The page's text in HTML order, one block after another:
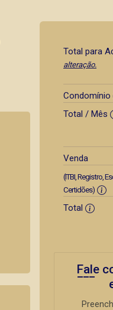
Total para
alteração.
Condomínio
Total / Mês
Venda
(ITBI, Registro,
Certidões)
Total
Fale